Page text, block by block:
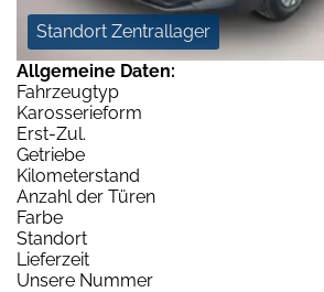
Standort Zentrallager
Allgemeine Daten:
Fahrzeugtyp
Karosserieform
Erst-Zul.
Getriebe
Kilometerstand
Anzahl der Türen
Farbe
Standort
Lieferzeit
Unsere Nummer